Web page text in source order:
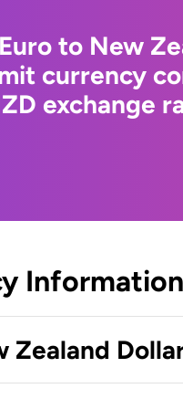
to New
currency
exchange
Information
Zealand